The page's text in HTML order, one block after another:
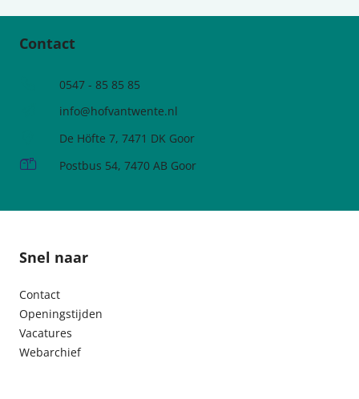
Contact
Telefoonnummer
0547 - 85 85 85
e-mailadres:info@hofvantwente.nl
De Höfte 7, 7471 DK Goor
Postadres:Postbus 54, 7470 AB Goor
Snel naar
Contact
Openingstijden
Vacatures
Webarchief